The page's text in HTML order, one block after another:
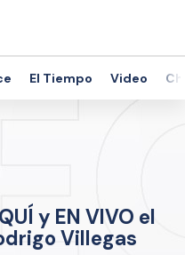
El Tiempo Video
y EN VIVO el
Villegas